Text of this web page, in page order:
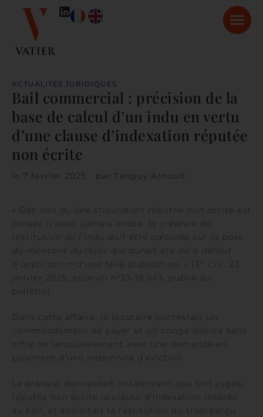
ACTUALITÉS JURIDIQUES
Bail commercial : précision de la
base de calcul d’un indu en vertu
d’une clause d’indexation réputée
non écrite
le 7 février 2025 par Tanguy Arnoult
« Dès lors qu’une stipulation réputée non écrite est
censée n’avoir jamais existé, la créance de
restitution de l’indu doit être calculée sur la base
du montant du loyer qui aurait été dû à défaut
d’application d’une telle stipulation. »
(3
Civ., 23
janvier 2025, pourvoi n°23-18.643, publié au
bulletin).
Dans cette affaire, la locataire contestait un
commandement de payer et un congé délivré sans
offre de renouvellement avec une demande en
paiement d’une indemnité d’éviction.
Le preneur demandait notamment que soit jugée
réputée non écrite la clause d’indexation insérée
au bail, et sollicitait la restitution du trop-perçu